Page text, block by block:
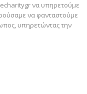
να υπηρετούμε
να φανταστούμε
υπηρετώντας την